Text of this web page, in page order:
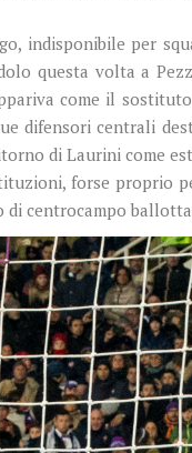
indisponibile per
questa volta a
come il
difensori centrali
di Laurini come
forse proprio
centrocampo